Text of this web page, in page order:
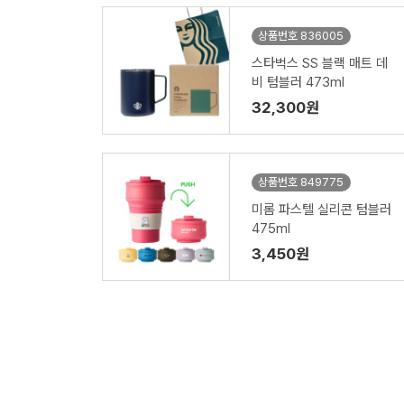
상품번호 836005
스타벅스 SS 블랙 매트 데
비 텀블러 473ml
32,300원
상품번호 849775
미롬 파스텔 실리콘 텀블러
475ml
3,450원